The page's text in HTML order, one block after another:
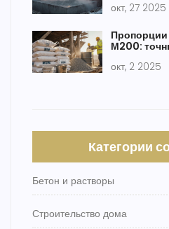
года
окт, 27 2025
Пропорции
М200:
окт, 2 2025
Категории
Бетон и растворы
Строительство дома